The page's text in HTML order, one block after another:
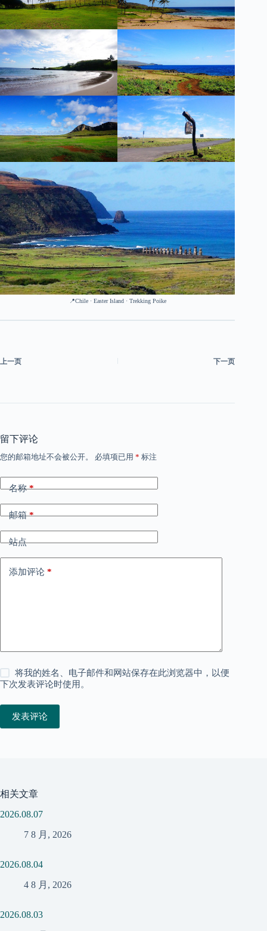
📍Chile · Easter Island · Trekking Poike
上一页 下一页
留下评论
您的邮箱地址不会被公开。 必填项已用 * 标注
名称*
邮箱*
站点
添加评论 *
将我的姓名、电子邮件和网站保存在此浏览器中，以便
下次发表评论时使用。
发表评论
相关文章
2026.08.07
7 8 月, 2026
2026.08.04
4 8 月, 2026
2026.08.03